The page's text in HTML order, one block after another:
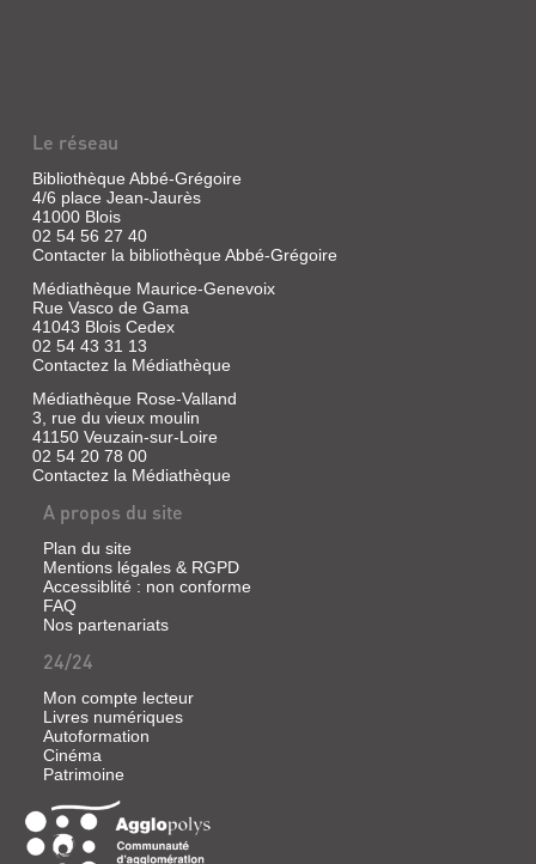
THE
PRISONER
OF
AZKABAN
[3]
Livre
Rowling,
J.K.
Bloomsbury,
1999
Après
des
vacances
chez
horribles
Durdsley,
Harry
Potter
retrouve
deux
amis,
Ron
Hermione,
pour
prendre
train
qui
les
Le réseau
Bibliothèque Abbé-Grégoire
4/6 place Jean-Jaurès
41000 Blois
02 54 56 27 40
Contacter la bibliothèque Abbé-Grégoire
Médiathèque Maurice-Genevoix
Rue Vasco de Gama
41043 Blois Cedex
02 54 43 31 13
Contactez la Médiathèque
Médiathèque Rose-Valland
3, rue du vieux moulin
41150 Veuzain-sur-Loire
02 54 20 78 00
Contactez la Médiathèque
A propos du site
Plan du site
Mentions légales & RGPD
Accessiblité : non conforme
FAQ
Nos partenariats
24/24
Mon compte lecteur
Livres numériques
Autoformation
Cinéma
Patrimoine